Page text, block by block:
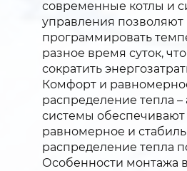
современные котлы и
управления позволяют
программировать
разное время суток,
сократить
Комфорт и
распределение тепла
системы обеспечивают
равномерное и
распределение тепла
Особенности монтажа